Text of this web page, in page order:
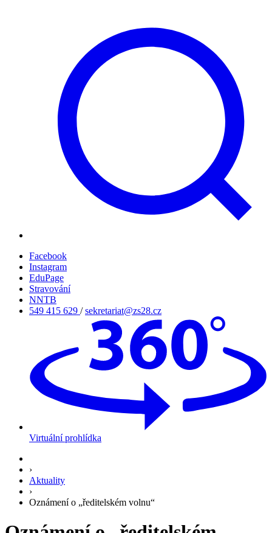
Facebook
Instagram
EduPage
Stravování
NNTB
549 415 629 /sekretariat@zs28.cz
Virtuální prohlídka
›
Aktuality
›
Oznámení o „ředitelském volnu“